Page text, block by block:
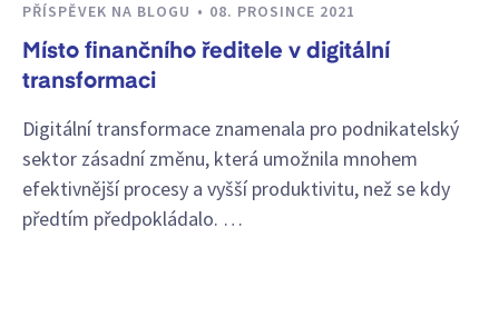
PŘÍSPĚVEK NA BLOGU 08. PROSINCE 2021
Místo finančního ředitele v digitální
transformaci
Digitální transformace znamenala pro podnikatelský
sektor zásadní změnu, která umožnila mnohem
efektivnější procesy a vyšší produktivitu, než se kdy
předtím předpokládalo. …